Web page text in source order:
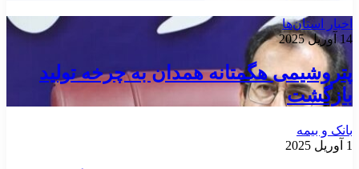
اخبار استان‌ها
14 آوریل 2025
پتروشیمی هگمتانه همدان به چرخه تولید
بازگشت
بانک و بیمه
1 آوریل 2025